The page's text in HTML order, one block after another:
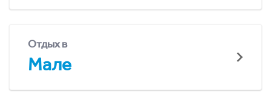
Отдых в
Мале